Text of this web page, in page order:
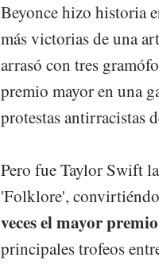
Beyonce hizo historia
más victorias de una
arrasó con tres
premio mayor en una
protestas antirracistas
Pero fue Taylor Swift
'Folklore',
veces el mayor
principales trofeos